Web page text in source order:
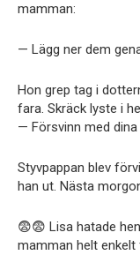
mamman:
— Lägg ner dem
Hon grep tag i
fara. Skräck lyste i
— Försvinn med dina
Styvpappan blev
han ut. Nästa
😨😨 Lisa hatade
mamman helt